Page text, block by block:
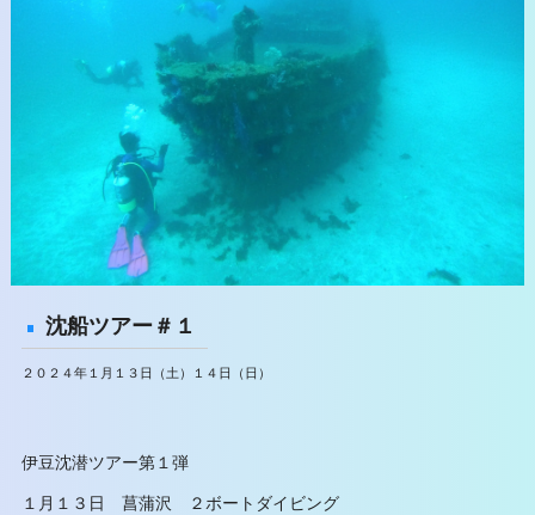
沈船ツアー＃１
２０２４年１月１３日（土）１４日（日）
伊豆沈潜ツアー第１弾
１月１３日 菖蒲沢 ２ボートダイビング